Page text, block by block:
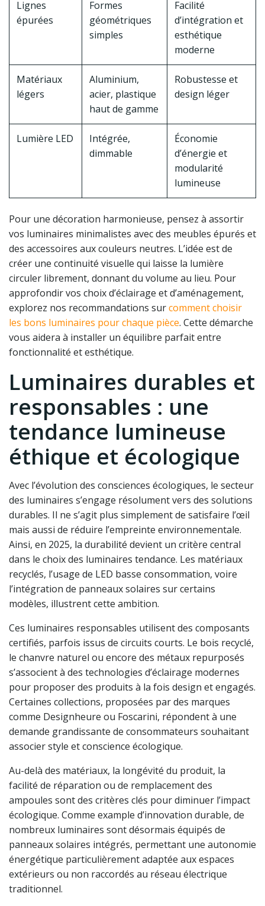
Lignes
épurées
Formes
géométriques
simples
Facilité
d’intégration et
esthétique
moderne
Matériaux
légers
Aluminium,
acier, plastique
haut de gamme
Robustesse et
design léger
Lumière LED
Intégrée,
dimmable
Économie
d’énergie et
modularité
lumineuse
Pour une décoration harmonieuse, pensez à assortir
vos luminaires minimalistes avec des meubles épurés et
des accessoires aux couleurs neutres. L’idée est de
créer une continuité visuelle qui laisse la lumière
circuler librement, donnant du volume au lieu. Pour
approfondir vos choix d’éclairage et d’aménagement,
explorez nos recommandations surcomment choisir
les bons luminaires pour chaque pièce. Cette démarche
vous aidera à installer un équilibre parfait entre
fonctionnalité et esthétique.
Luminaires durables et
responsables : une
tendance lumineuse
éthique et écologique
Avec l’évolution des consciences écologiques, le secteur
des luminaires s’engage résolument vers des solutions
durables. Il ne s’agit plus simplement de satisfaire l’œil
mais aussi de réduire l’empreinte environnementale.
Ainsi, en 2025, la durabilité devient un critère central
dans le choix des luminaires tendance. Les matériaux
recyclés, l’usage de LED basse consommation, voire
l’intégration de panneaux solaires sur certains
modèles, illustrent cette ambition.
Ces luminaires responsables utilisent des composants
certifiés, parfois issus de circuits courts. Le bois recyclé,
le chanvre naturel ou encore des métaux repurposés
s’associent à des technologies d’éclairage modernes
pour proposer des produits à la fois design et engagés.
Certaines collections, proposées par des marques
comme Designheure ou Foscarini, répondent à une
demande grandissante de consommateurs souhaitant
associer style et conscience écologique.
Au-delà des matériaux, la longévité du produit, la
facilité de réparation ou de remplacement des
ampoules sont des critères clés pour diminuer l’impact
écologique. Comme example d’innovation durable, de
nombreux luminaires sont désormais équipés de
panneaux solaires intégrés, permettant une autonomie
énergétique particulièrement adaptée aux espaces
extérieurs ou non raccordés au réseau électrique
traditionnel.